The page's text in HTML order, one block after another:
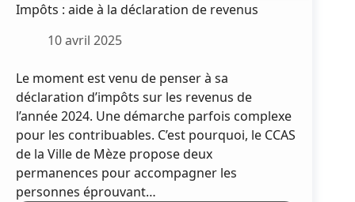
Impôts : aide à la déclaration de revenus
10 avril 2025
Le moment est venu de penser à sa
déclaration d’impôts sur les revenus de
l’année 2024. Une démarche parfois complexe
pour les contribuables. C’est pourquoi, le CCAS
de la Ville de Mèze propose deux
permanences pour accompagner les
personnes éprouvant…